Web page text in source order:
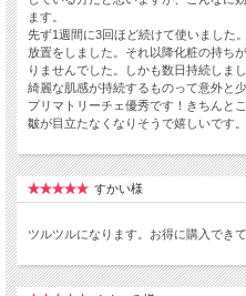
ます。
先ず1週間に3回ほど続けて使いました
放置をしました。それ以降化粧の持ち
りませんでした。しかも数日持続しまし
綺麗な肌感が持続するものって意外と
プリマトリーチェ優秀です！きちんと
皺が目立たなくなりそうで嬉しいです
すかい様
ツルツルになります。お得に購入でき